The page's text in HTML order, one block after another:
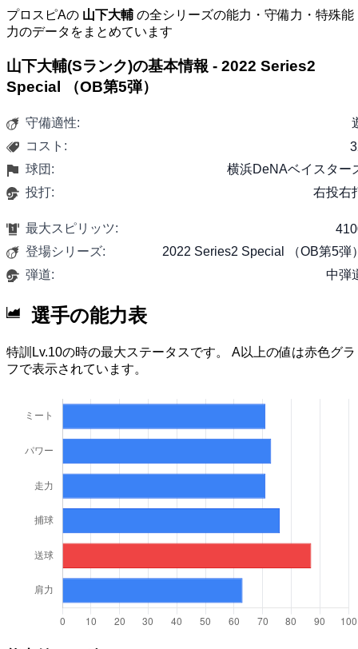
プロスピAの 山下大輔 の全シリーズの能力・守備力・特殊能
力のデータをまとめています
山下大輔(Sランク)の基本情報 - 2022 Series2
Special （OB第5弾）
守備適性:
コスト:
球団:
横浜DeNAベイスター
投打:
右投右
最大スピリッツ:
登場シリーズ:
2022 Series2 Special （OB第5弾
弾道:
中弾
選手の能力表
特訓Lv.10の時の最大ステータスです。 A以上の値は赤色グラ
フで表示されています。